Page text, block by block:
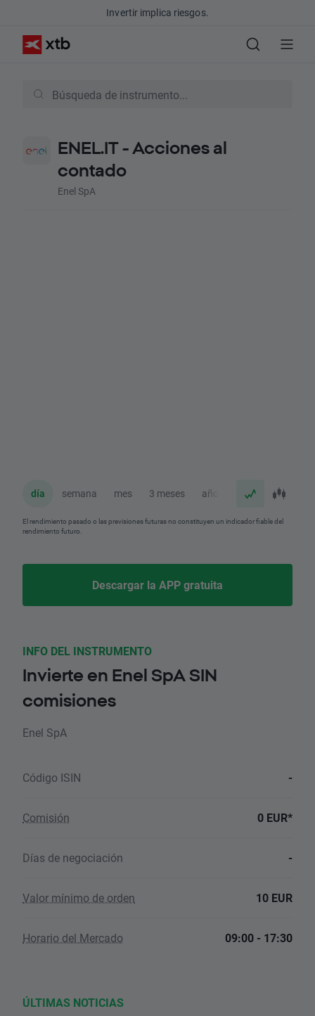
Invertir implica riesgos.
ENEL.IT - Acciones al
contado
Enel SpA
día semana mes 3 meses año
El rendimiento pasado o las previsiones futuras no constituyen un indicador fiable del
rendimiento futuro.
Descargar la APP gratuita
INFO DEL INSTRUMENTO
Invierte en Enel SpA SIN
comisiones
Enel SpA
Código ISIN -
Comisión 0 EUR*
Días de negociación -
Valor mínimo de orden 10 EUR
Horario del Mercado 09:00 - 17:30
ÚLTIMAS NOTICIAS